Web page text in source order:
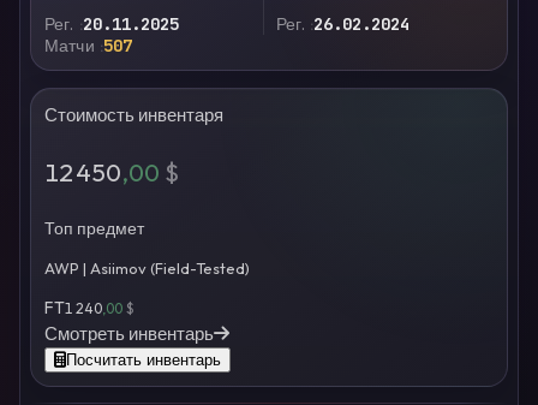
Рег. 20.11.2025
Матчи 507
Рег. 26.02.2024
Стоимость инвентаря
12 450,00 $
Топ предмет
AWP | Asiimov (Field-Tested)
FT1 240 ,00 $
Смотреть инвентарь
Посчитать инвентарь